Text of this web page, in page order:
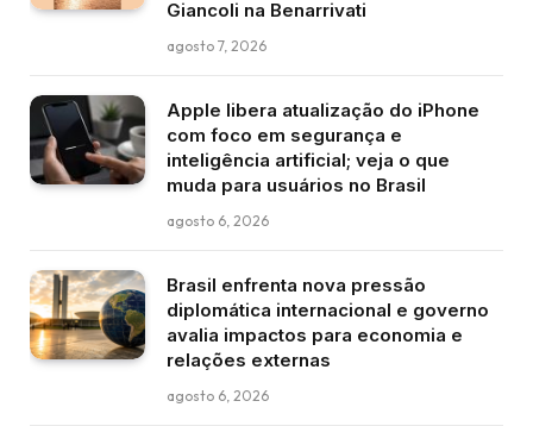
Giancoli na Benarrivati
agosto 7, 2026
Apple libera atualização do iPhone
com foco em segurança e
inteligência artificial; veja o que
muda para usuários no Brasil
agosto 6, 2026
Brasil enfrenta nova pressão
diplomática internacional e governo
avalia impactos para economia e
relações externas
agosto 6, 2026